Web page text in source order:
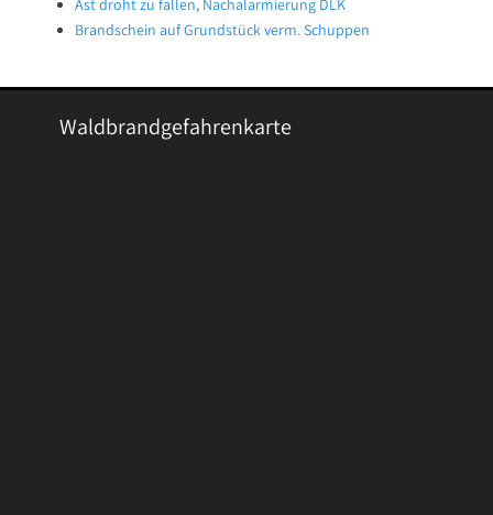
Brandschein auf Grundstück verm. Schuppen
Waldbrandgefahrenkarte